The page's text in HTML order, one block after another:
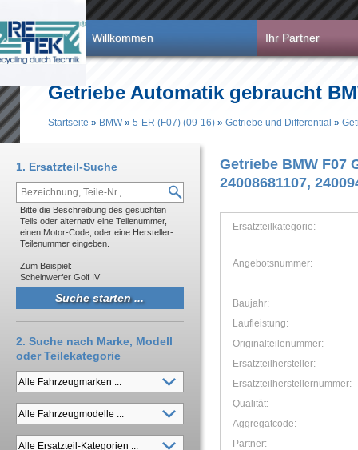
Willkommen Ihr Partner
Getriebe Automatik gebraucht
Startseite » BMW» 5-ER (F07) (09-16) » Getriebe und Differential »
Getriebe BMW F07
24008681107,
Ersatzteilkategorie:
Angebotsnummer:
Baujahr:
Laufleistung:
Originalteilenummer:
Ersatzteilhersteller:
Ersatzteilherstellernummer:
Qualität:
Aggregatcode:
Partner:
1. Ersatzteil-Suche
Bitte die Beschreibung des gesuchten
Teils oder alternativ eine Teilenummer,
einen Motor-Code, oder eine Hersteller-
Teilenummer eingeben.
Zum Beispiel:
Scheinwerfer Golf IV
2. Suche nach Marke, Modell
oder Teilekategorie